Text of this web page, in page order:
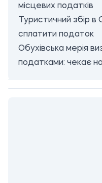
місцевих податків
Туристичний збір
сплатити податок
Обухівська мерія
податками: чекає на